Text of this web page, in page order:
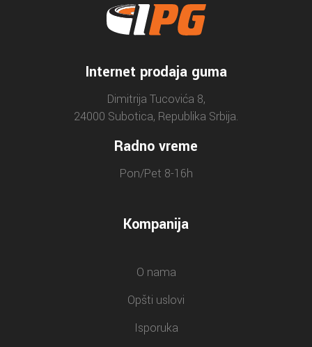
Internet prodaja guma
Dimitrija Tucovića 8,
24000 Subotica, Republika Srbija.
Radno vreme
Pon/Pet 8-16h
Kompanija
O nama
Opšti uslovi
Isporuka